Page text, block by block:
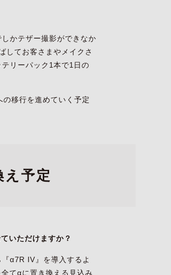
かテザー撮影ができなか
してお客さまやメイクさ
リーパック1本で1日の
移行を進めていく予定
予定
いただけますか？
α7R IV』を導入するよ
てαに置き換える見込み